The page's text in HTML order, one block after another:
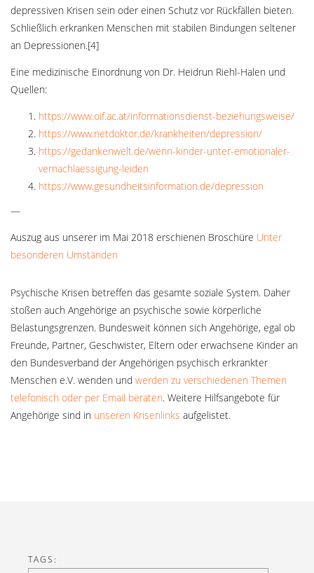
depressiven Krisen sein oder einen Schutz vor Rückfällen bieten.
Schließlich erkranken Menschen mit stabilen Bindungen seltener
an Depressionen.[4]
Eine medizinische Einordnung von Dr. Heidrun Riehl-Halen und
Quellen:
https://www.oif.ac.at/informationsdienst-beziehungsweise/
https://www.netdoktor.de/krankheiten/depression/
https://gedankenwelt.de/wenn-kinder-unter-emotionaler-
vernachlaessigung-leiden
https://www.gesundheitsinformation.de/depression
—
Auszug aus unserer im Mai 2018 erschienen Broschüre Unter
besonderen Umständen
Psychische Krisen betreffen das gesamte soziale System. Daher
stoßen auch Angehörige an psychische sowie körperliche
Belastungsgrenzen. Bundesweit können sich Angehörige, egal ob
Freunde, Partner, Geschwister, Eltern oder erwachsene Kinder an
den Bundesverband der Angehörigen psychisch erkrankter
Menschen e.V. wenden und werden zu verschiedenen Themen
telefonisch oder per Email beraten. Weitere Hilfsangebote für
Angehörige sind in unseren Krisenlinks aufgelistet.
TAGS: